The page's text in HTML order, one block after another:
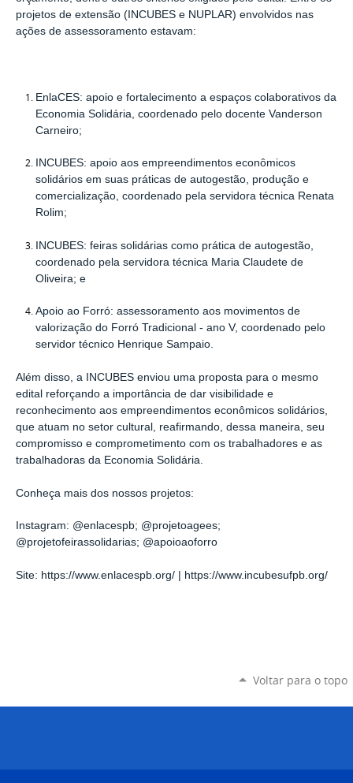
projetos de extensão (INCUBES e NUPLAR) envolvidos nas
ações de assessoramento estavam:
EnlaCES: apoio e fortalecimento a espaços colaborativos da
Economia Solidária, coordenado pelo docente Vanderson
Carneiro;
INCUBES: apoio aos empreendimentos econômicos
solidários em suas práticas de autogestão, produção e
comercialização, coordenado pela servidora técnica Renata
Rolim;
INCUBES: feiras solidárias como prática de autogestão,
coordenado pela servidora técnica Maria Claudete de
Oliveira; e
Apoio ao Forró: assessoramento aos movimentos de
valorização do Forró Tradicional - ano V, coordenado pelo
servidor técnico Henrique Sampaio.
Além disso, a INCUBES enviou uma proposta para o mesmo
edital reforçando a importância de dar visibilidade e
reconhecimento aos empreendimentos econômicos solidários,
que atuam no setor cultural, reafirmando, dessa maneira, seu
compromisso e comprometimento com os trabalhadores e as
trabalhadoras da Economia Solidária.
Conheça mais dos nossos projetos:
Instagram: @enlacespb; @projetoagees;
@projetofeirassolidarias; @apoioaoforro
Site: https://www.enlacespb.org/ | https://www.incubesufpb.org/
Voltar para o topo